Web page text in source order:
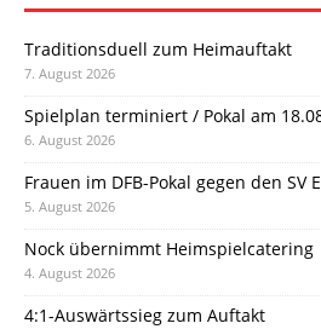
Traditionsduell zum Heimauftakt
7. August 2026
Spielplan terminiert / Pokal am
6. August 2026
Frauen im DFB-Pokal gegen den SV
5. August 2026
Nock übernimmt Heimspielcatering
4. August 2026
4:1-Auswärtssieg zum Auftakt